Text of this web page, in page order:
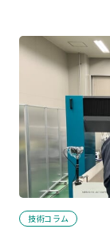
技術コラム